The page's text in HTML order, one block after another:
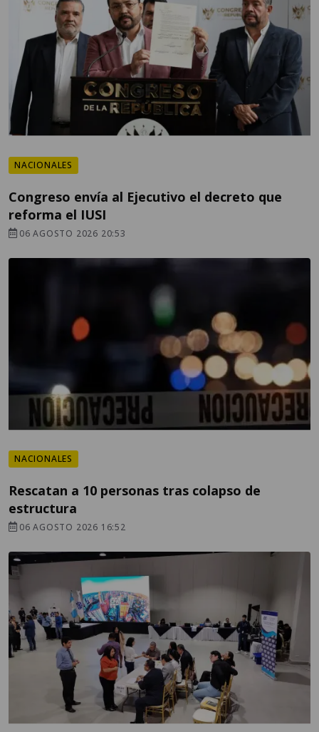
NACIONALES
Congreso envía al Ejecutivo el decreto que
reforma el IUSI
06 AGOSTO 2026 20:53
NACIONALES
Rescatan a 10 personas tras colapso de
estructura
06 AGOSTO 2026 16:52